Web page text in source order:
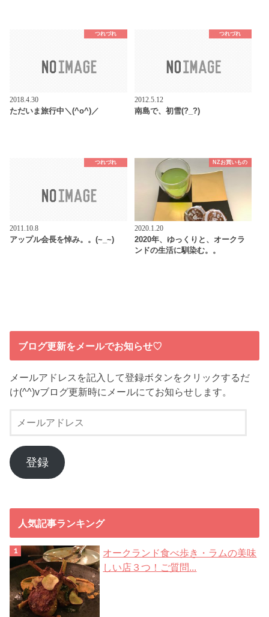
つれづれ
2018.4.30
ただいま旅行中＼(^o^)／
つれづれ
2012.5.12
南島で、初雪(?_?)
つれづれ
2011.10.8
アップル会長を悼み。。(~_~)
NZお買いもの
2020.1.20
2020年、ゆっくりと、オークラ
ンドの生活に馴染む。。
ブログ更新をメールでお知らせ♡
メールアドレスを記入して登録ボタンをクリックするだ
け(^^)vブログ更新時にメールにてお知らせします。
ー
ル
ア
ド
登録
人気記事ランキング
オークランド食べ歩き・ラムの美味
しい店３つ！ご質問...